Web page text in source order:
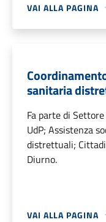
VAI ALLA PAGINA
sanitaria
Fa parte di
UdP; Assistenza
distrettuali;
Diurno.
VAI ALLA PAGINA